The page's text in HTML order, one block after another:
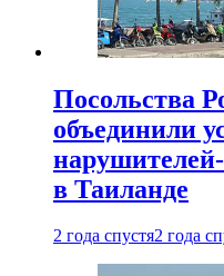
Посольства
объединили
в Таиланде
2 года спустя2 года